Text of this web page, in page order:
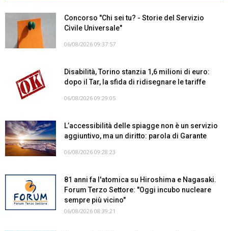
Concorso "Chi sei tu? - Storie del Servizio
Civile Universale"
06/08/2026 09:37:57
Disabilità, Torino stanzia 1,6 milioni di euro:
dopo il Tar, la sfida di ridisegnare le tariffe
06/08/2026 09:29:05
L’accessibilità delle spiagge non è un servizio
aggiuntivo, ma un diritto: parola di Garante
06/08/2026 09:28:23
81 anni fa l'atomica su Hiroshima e Nagasaki.
Forum Terzo Settore: "Oggi incubo nucleare
sempre più vicino"
06/08/2026 08:39:21